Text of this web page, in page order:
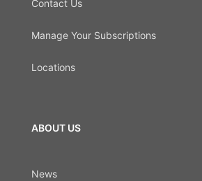
Contact Us
Manage Your Subscriptions
Locations
ABOUT US
News